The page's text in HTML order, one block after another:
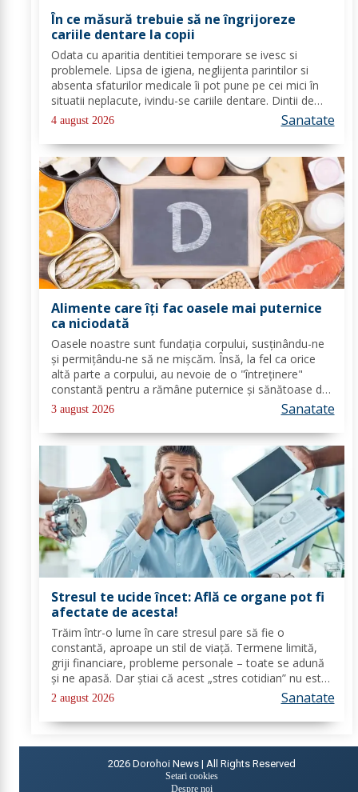
În ce măsură trebuie să ne îngrijoreze
cariile dentare la copii
Odata cu aparitia dentitiei temporare se ivesc si
problemele. Lipsa de igiena, neglijenta parintilor si
absenta sfaturilor medicale îi pot pune pe cei mici în
situatii neplacute, ivindu-se cariile dentare. Dintii de
lapte se pot caria asemenea celor permanenti,
diferenta mare este ca structura...
4 august 2026 Sanatate
Alimente care îți fac oasele mai puternice
ca niciodată
Oasele noastre sunt fundația corpului, susținându-ne
și permițându-ne să ne mișcăm. Însă, la fel ca orice
altă parte a corpului, au nevoie de o "întreținere"
constantă pentru a rămâne puternice și sănătoase de-
a lungul vieții. Din fericire, nu ai nevoie de poțiuni
magice, ci de alimente simple, dar...
3 august 2026 Sanatate
Stresul te ucide încet: Află ce organe pot fi
afectate de acesta!
Trăim într-o lume în care stresul pare să fie o
constantă, aproape un stil de viață. Termene limită,
griji financiare, probleme personale – toate se adună
și ne apasă. Dar știai că acest „stres cotidian” nu este
doar o stare de spirit trecătoare? El are efecte
concrete și adesea devastatoare asupra...
2 august 2026 Sanatate
2026 Dorohoi News | All Rights Reserved
Setari cookies
Despre noi